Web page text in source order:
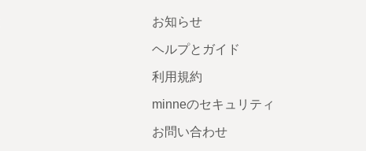
お知らせ
ヘルプとガイド
利用規約
minneのセキュリティ
お問い合わせ